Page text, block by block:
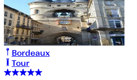
Bordeaux
Tour